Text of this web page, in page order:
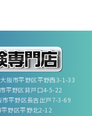
阪市平野区平野西3-1-33
平野区背戸口4-5-22
平野区長吉出戸7-3-69
野区平野北2-12